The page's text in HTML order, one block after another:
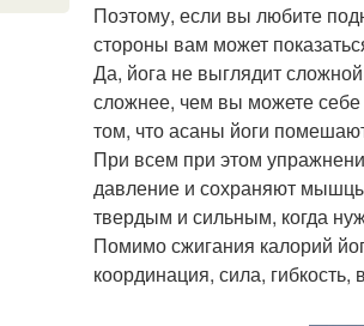
Поэтому, если вы любите
стороны вам может
Да, йога не выглядит
сложнее, чем вы можете
том, что асаны йоги
При всем при этом
давление и сохраняют
твердым и сильным, когда
Помимо сжигания калорий
координация, сила,